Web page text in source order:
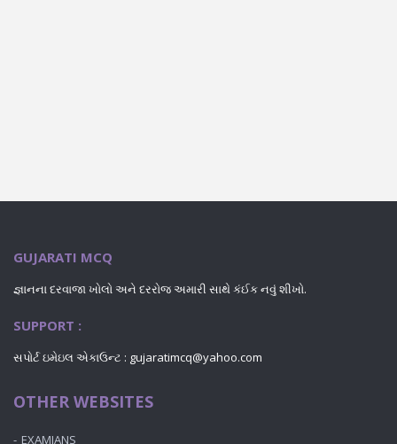
GUJARATI MCQ
જ્ઞાનના દરવાજા ખોલો અને દરરોજ અમારી સાથે કંઈક નવું શીખો.
SUPPORT :
સપોર્ટ ઇમેઇલ એકાઉન્ટ : gujaratimcq@yahoo.com
OTHER WEBSITES
EXAMIANS